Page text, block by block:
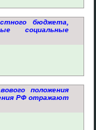
бюджета,
социальные
положения
РФ отражают